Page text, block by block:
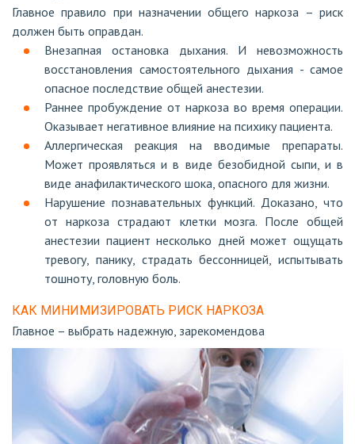
Главное правило при назначении общего наркоза – риск
должен быть оправдан.
Внезапная остановка дыхания. И невозможность
восстановления самостоятельного дыхания - самое
опасное последствие общей анестезии.
Раннее пробуждение от наркоза во время операции.
Оказывает негативное влияние на психику пациента.
Аллергическая реакция на вводимые препараты.
Может проявляться и в виде безобидной сыпи, и в
виде анафилактического шока, опасного для жизни.
Нарушение познавательных функций. Доказано, что
от наркоза страдают клетки мозга. После общей
анестезии пациент несколько дней может ощущать
тревогу, панику, страдать бессонницей, испытывать
тошноту, головную боль.
КАК МИНИМИЗИРОВАТЬ РИСК НАРКОЗА
Главное – выбрать надежную, зарекомендова